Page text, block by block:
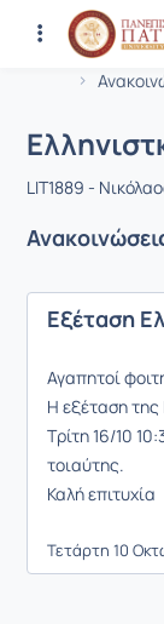
Αρχική
Μάθημα :
Κωδικός :
LIT1889 -
Εξέταση
Αγαπητοί
Η εξέταση
Τρίτη 16/10
τοιαύτης.
Καλή επιτυχία
Τετάρτη 10